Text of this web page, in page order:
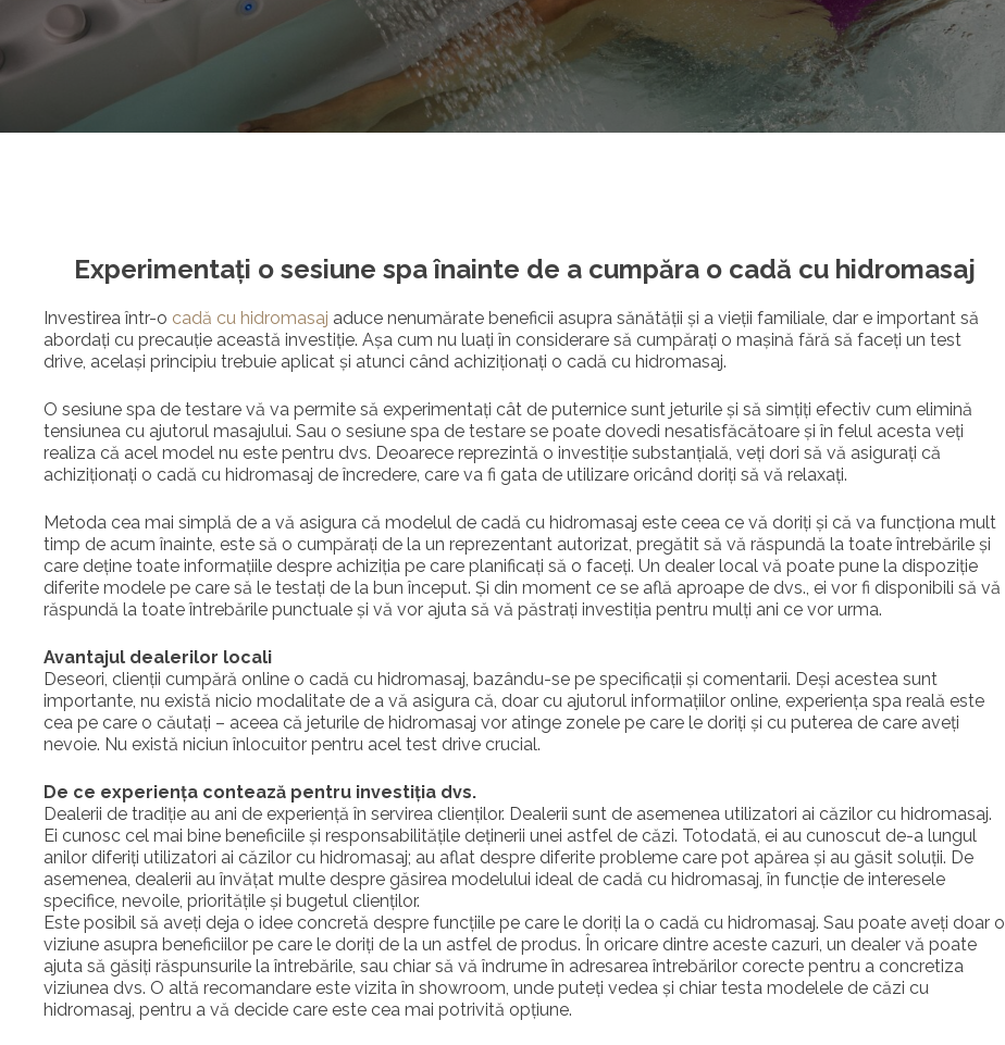
Experimentați o sesiune spa înainte de a cumpăra o cadă cu hidromasaj
Investirea într-o cadă cu hidromasaj aduce nenumărate beneficii asupra sănătății și a vieții familiale, dar e important să
abordați cu precauție această investiție. Așa cum nu luați în considerare să cumpărați o mașină fără să faceți un test
drive, același principiu trebuie aplicat și atunci când achiziționați o cadă cu hidromasaj.
O sesiune spa de testare vă va permite să experimentați cât de puternice sunt jeturile și să simțiți efectiv cum elimină
tensiunea cu ajutorul masajului. Sau o sesiune spa de testare se poate dovedi nesatisfăcătoare și în felul acesta veți
realiza că acel model nu este pentru dvs. Deoarece reprezintă o investiție substanțială, veți dori să vă asigurați că
achiziționați o cadă cu hidromasaj de încredere, care va fi gata de utilizare oricând doriți să vă relaxați.
Metoda cea mai simplă de a vă asigura că modelul de cadă cu hidromasaj este ceea ce vă doriți și că va funcționa mult
timp de acum înainte, este să o cumpărați de la un reprezentant autorizat, pregătit să vă răspundă la toate întrebările și
care deține toate informațiile despre achiziția pe care planificați să o faceți. Un dealer local vă poate pune la dispoziție
diferite modele pe care să le testați de la bun început. Și din moment ce se află aproape de dvs., ei vor fi disponibili să vă
răspundă la toate întrebările punctuale și vă vor ajuta să vă păstrați investiția pentru mulți ani ce vor urma.
Avantajul dealerilor locali
Deseori, clienții cumpără online o cadă cu hidromasaj, bazându-se pe specificații și comentarii. Deși acestea sunt
importante, nu există nicio modalitate de a vă asigura că, doar cu ajutorul informațiilor online, experiența spa reală este
cea pe care o căutați – aceea că jeturile de hidromasaj vor atinge zonele pe care le doriți și cu puterea de care aveți
nevoie. Nu există niciun înlocuitor pentru acel test drive crucial.
De ce experiența contează pentru investiția dvs.
Dealerii de tradiție au ani de experiență în servirea clienților. Dealerii sunt de asemenea utilizatori ai căzilor cu hidromasaj.
Ei cunosc cel mai bine beneficiile și responsabilitățile deținerii unei astfel de căzi. Totodată, ei au cunoscut de-a lungul
anilor diferiți utilizatori ai căzilor cu hidromasaj; au aflat despre diferite probleme care pot apărea și au găsit soluții. De
asemenea, dealerii au învățat multe despre găsirea modelului ideal de cadă cu hidromasaj, în funcție de interesele
specifice, nevoile, prioritățile și bugetul clienților.
Este posibil să aveți deja o idee concretă despre funcțiile pe care le doriți la o cadă cu hidromasaj. Sau poate aveți doar o
viziune asupra beneficiilor pe care le doriți de la un astfel de produs. În oricare dintre aceste cazuri, un dealer vă poate
ajuta să găsiți răspunsurile la întrebările, sau chiar să vă îndrume în adresarea întrebărilor corecte pentru a concretiza
viziunea dvs. O altă recomandare este vizita în showroom, unde puteți vedea și chiar testa modelele de căzi cu
hidromasaj, pentru a vă decide care este cea mai potrivită opțiune.